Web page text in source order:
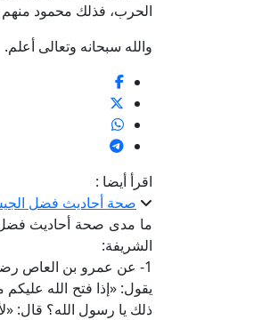
الحرب، فذلك محمود
والله سبحانه وتعالى أعلم.
اقرأ أيضا :
صحة أحاديث فضل
ما مدى صحة أحاديث فضل
الشريفة:
1- عن عمرو بن العاص
يقول: «إذا فتح الله
ذلك يا رسول الله؟ قال: